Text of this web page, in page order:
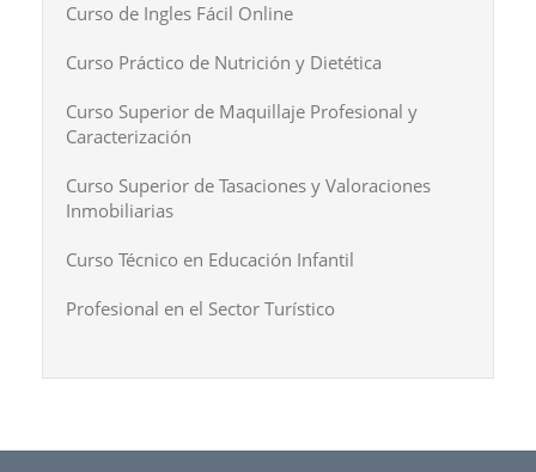
Curso de Ingles Fácil Online
Curso Práctico de Nutrición y Dietética
Curso Superior de Maquillaje Profesional y
Caracterización
Curso Superior de Tasaciones y Valoraciones
Inmobiliarias
Curso Técnico en Educación Infantil
Profesional en el Sector Turístico